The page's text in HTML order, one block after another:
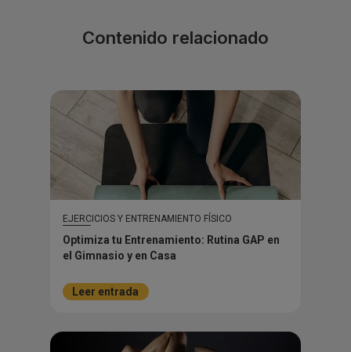
Contenido relacionado
EJERCICIOS Y ENTRENAMIENTO FÍSICO
Optimiza tu Entrenamiento: Rutina GAP en
el Gimnasio y en Casa
Leer entrada